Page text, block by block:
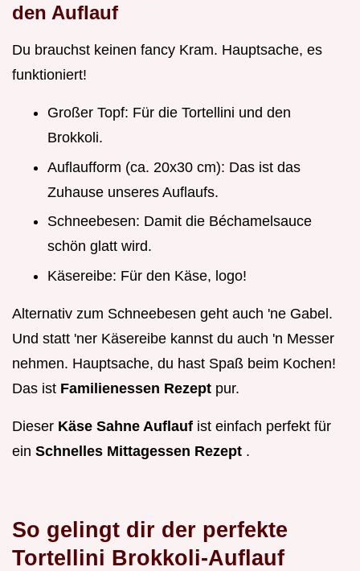
den Auflauf
Du brauchst keinen fancy Kram. Hauptsache, es
funktioniert!
Großer Topf: Für die Tortellini und den
Brokkoli.
Auflaufform (ca. 20x30 cm): Das ist das
Zuhause unseres Auflaufs.
Schneebesen: Damit die Béchamelsauce
schön glatt wird.
Käsereibe: Für den Käse, logo!
Alternativ zum Schneebesen geht auch 'ne Gabel.
Und statt 'ner Käsereibe kannst du auch 'n Messer
nehmen. Hauptsache, du hast Spaß beim Kochen!
Das ist Familienessen Rezept pur.
Dieser Käse Sahne Auflauf ist einfach perfekt für
ein Schnelles Mittagessen Rezept .
So gelingt dir der perfekte
Tortellini Brokkoli-Auflauf